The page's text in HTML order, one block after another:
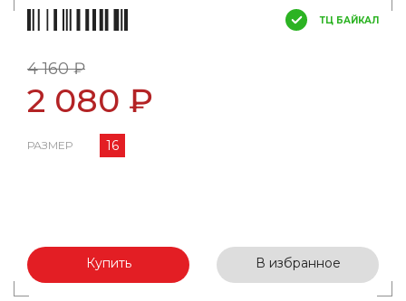
ТЦ БАЙКАЛ
4 160 ₽
2 080 ₽
РАЗМЕР 16
Купить В избранное